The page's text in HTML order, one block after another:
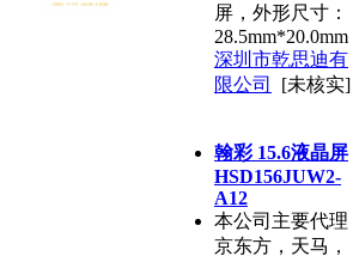
屏，外形尺寸：
28.5mm*20.0mm
深圳市乾思迪有
限公司
[未核实]
翰彩 15.6液晶屏
HSD156JUW2-
A12
本公司主要代理
京东方，天马，